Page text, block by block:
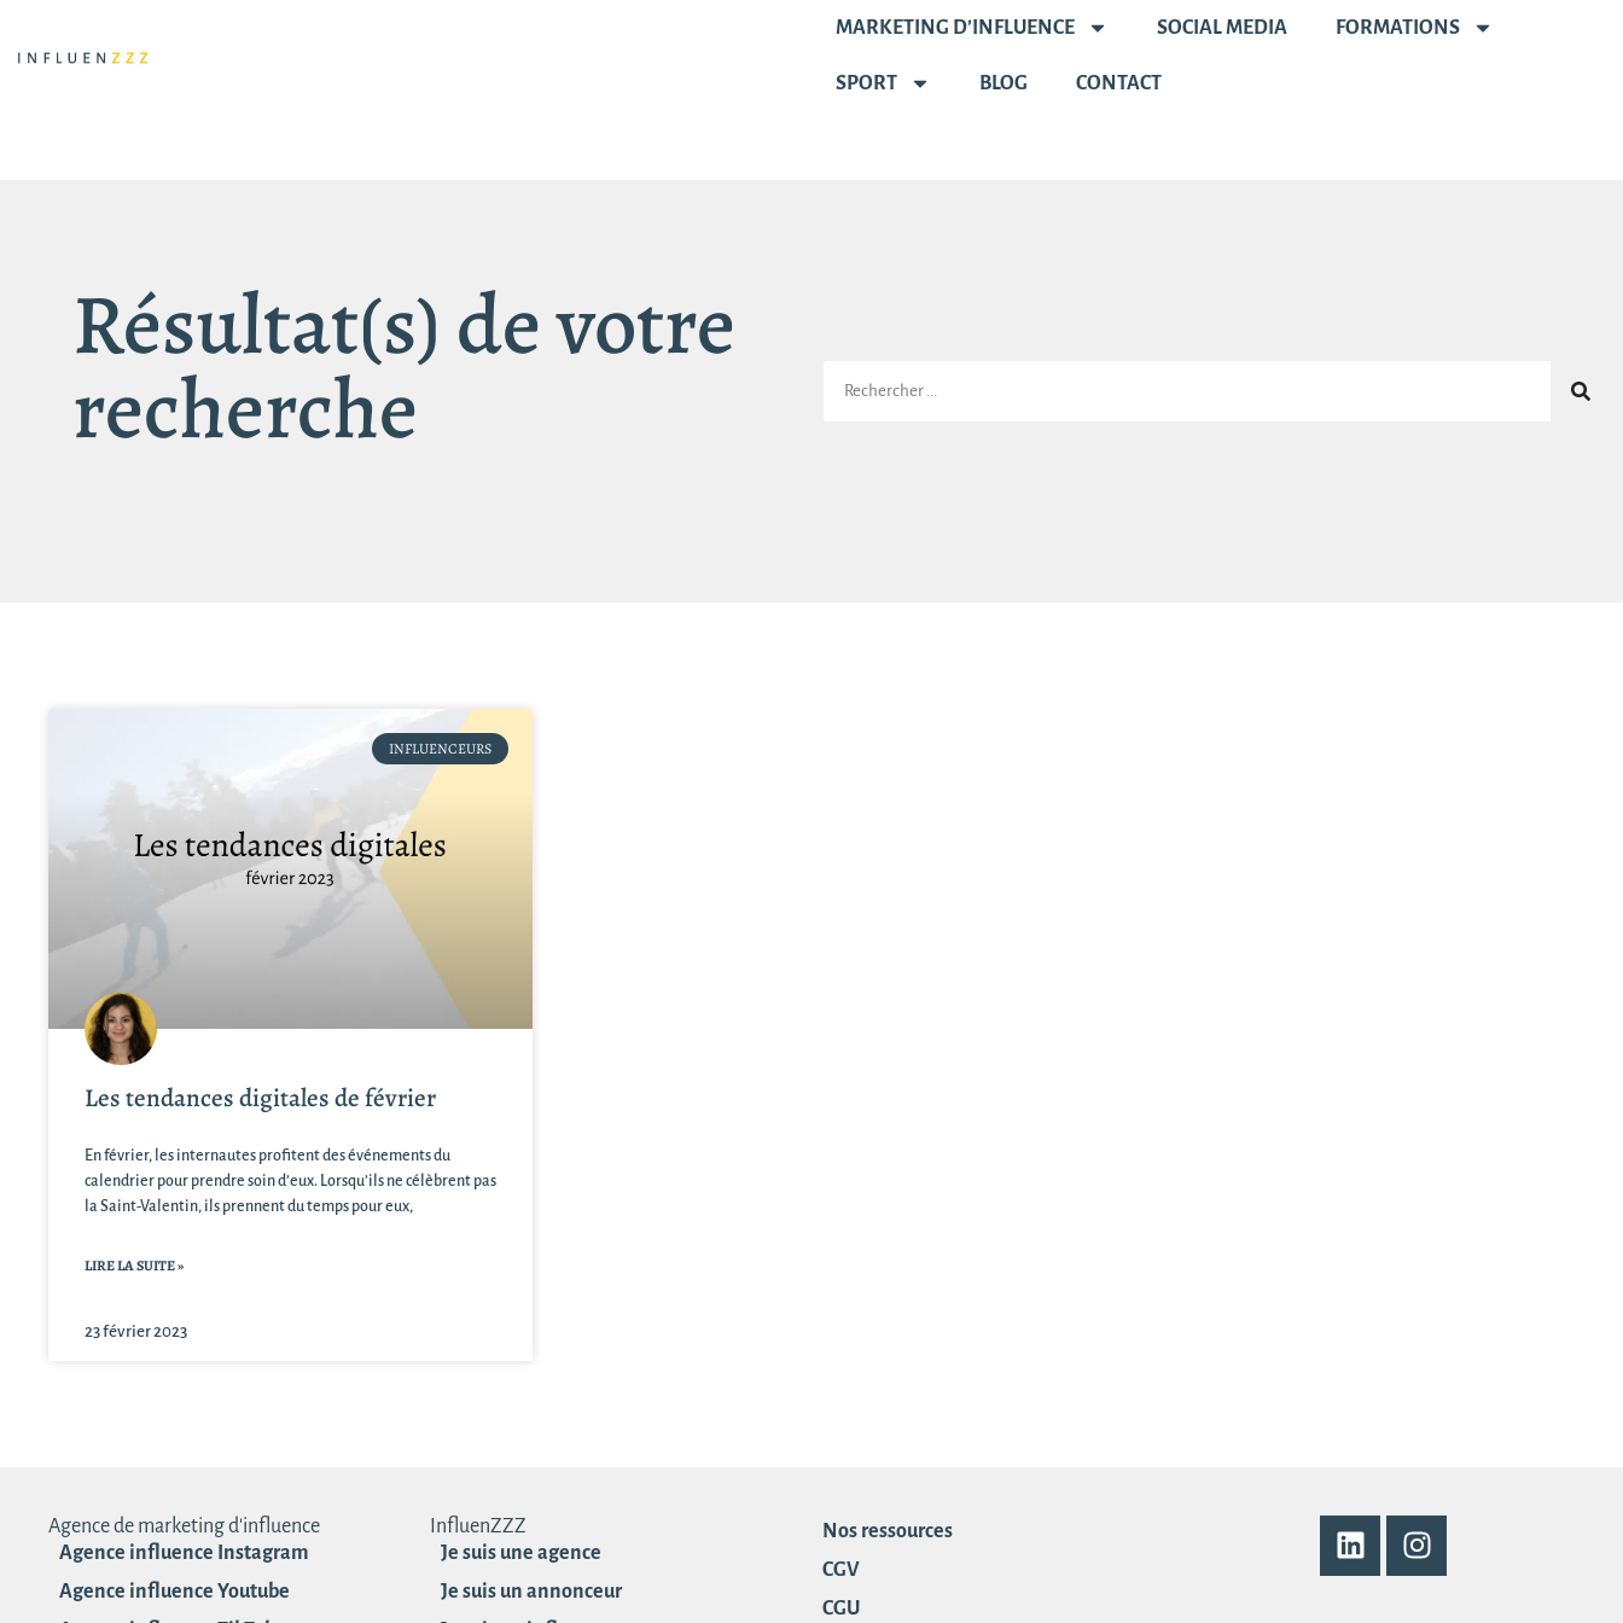
MARKETING D’INFLUENCE SOCIAL MEDIA FORMATIONS
SPORT BLOG CONTACT
Résultat(s) de votre
recherche
INFLUENCEURS
Les tendances digitales de février
En février, les internautes profitent des événements du
calendrier pour prendre soin d’eux. Lorsqu’ils ne célèbrent pas
la Saint-Valentin, ils prennent du temps pour eux,
LIRE LA SUITE »
23 février 2023
Agence de marketing d'influence
Agence influence Instagram
Agence influence Youtube
InfluenZZZ
Je suis une agence
Je suis un annonceur
Nos ressources
CGV
CGU